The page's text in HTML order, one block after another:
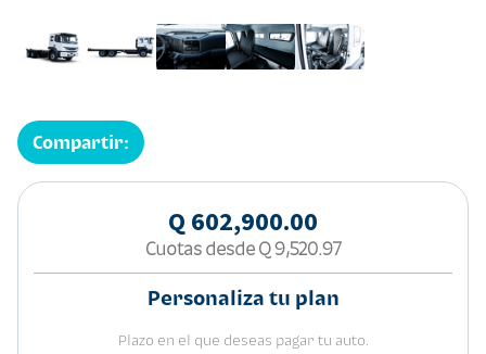
Compartir:
Q 602,900.00
Cuotas desde Q 9,520.97
Personaliza tu plan
Plazo en el que deseas pagar tu auto.